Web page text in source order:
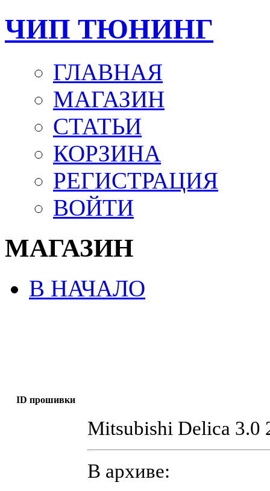
ЧИП ТЮНИНГ
ГЛАВНАЯ
МАГАЗИН
СТАТЬИ
КОРЗИНА
РЕГИСТРАЦИЯ
ВОЙТИ
МАГАЗИН
В НАЧАЛО
ID прошивки
Mitsubishi Delica 3.0
В архиве: